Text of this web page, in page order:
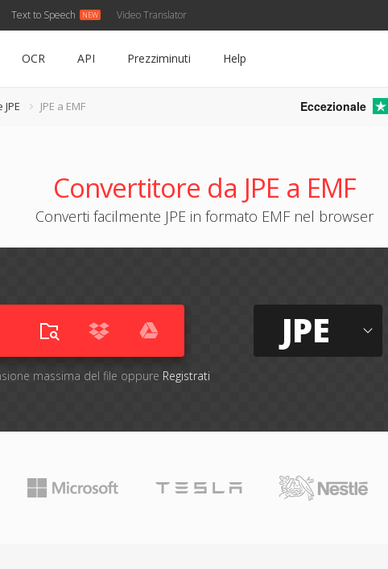
Text to Speech Video Translator
OCR API Prezziminuti Help
JPE a EMF Eccezionale
Convertitore da JPE a EMF
Converti facilmente JPE in formato EMF nel browser
massima del file oppure Registrati
JPE